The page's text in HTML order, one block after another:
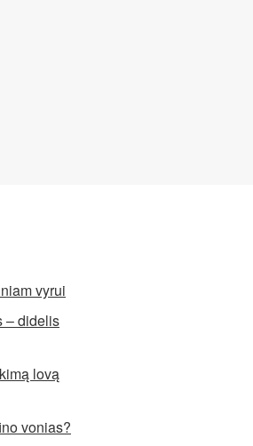
vyrui
– didelis
lovą
vonias?